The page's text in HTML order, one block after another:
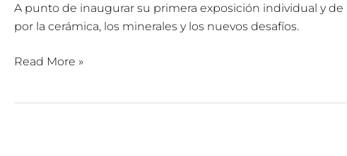
A punto de inaugurar su primera exposición individual y
por la cerámica, los minerales y los nuevos desafíos.
Read More »